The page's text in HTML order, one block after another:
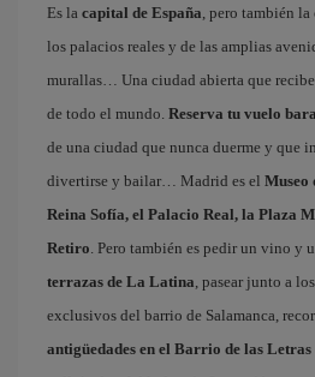
Es la capital de España, pero también la
los palacios reales y de las amplias
murallas… Una ciudad abierta que
de todo el mundo. Reserva tu vuelo
de una ciudad que nunca duerme y que
divertirse y bailar… Madrid es el Museo
Reina Sofía, el Palacio Real, la Plaza
Retiro. Pero también es pedir un vino y
terrazas de La Latina, pasear junto a
exclusivos del barrio de Salamanca,
antigüedades en el Barrio de las Letras